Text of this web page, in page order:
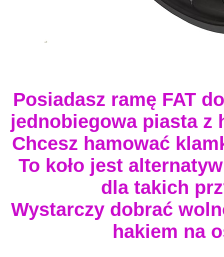
Posiadasz ramę FAT
jednobiegowa piasta z
Chcesz hamować
To koło jest
dla takich
Wystarczy dobrać
hakiem na